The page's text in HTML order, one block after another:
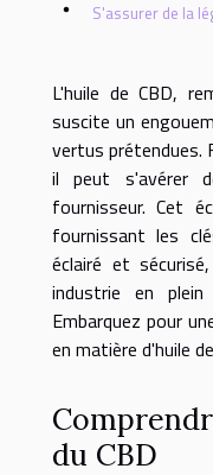
S'assurer de la
L'huile de CBD,
suscite un
vertus prétendues.
il peut s'avérer
fournisseur. Cet
fournissant les
éclairé et
industrie en
Embarquez pour
en matière d'huile
du CBD